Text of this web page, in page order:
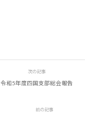
次の記事
令和5年度四国支部総会報告
前の記事